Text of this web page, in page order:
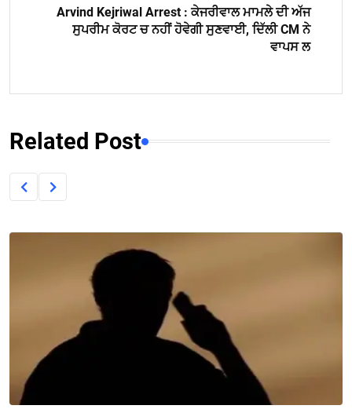
Arvind Kejriwal Arrest : ਕੇਜਰੀਵਾਲ ਮਾਮਲੇ ਦੀ ਅੱਜ
ਸੁਪਰੀਮ ਕੋਰਟ ਚ ਨਹੀਂ ਹੋਵੇਗੀ ਸੁਣਵਾਈ, ਦਿੱਲੀ CM ਨੇ
ਵਾਪਸ ਲ
Related Post